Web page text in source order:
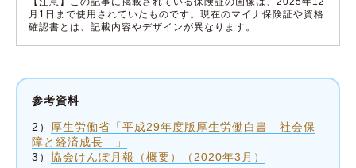
月1日まで使用されていたものです。現在のマイナ保険証や資格
確認書とは、記載内容やデザインが異なります。
参考資料
2）
厚生労働省「平成29年度版厚生労働白書―社会保
障と経済成長―」
3） 協会けんぽ月報（概要）（2020年3月）